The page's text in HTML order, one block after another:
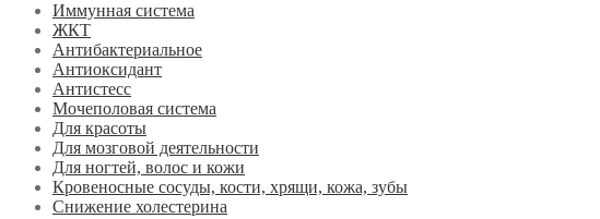
Иммунная система
ЖКТ
Антибактериальное
Антиоксидант
Антистесс
Мочеполовая система
Для красоты
Для мозговой деятельности
Для ногтей, волос и кожи
Кровеносные сосуды, кости, хрящи, кожа, зубы
Снижение холестерина